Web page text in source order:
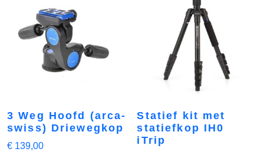
3 Weg Hoofd (arca-
swiss) Driewegkop
€ 139,00
Statief kit met
statiefkop IH0
iTrip